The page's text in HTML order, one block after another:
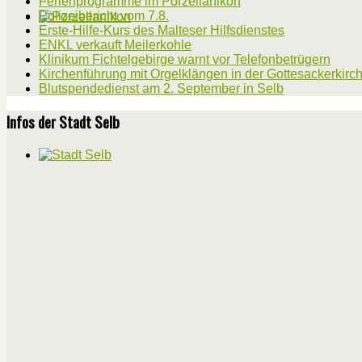
Polizeibericht vom 7.8.
Erste-Hilfe-Kurs des Malteser Hilfsdienstes
ENKL verkauft Meilerkohle
Klinikum Fichtelgebirge warnt vor Telefonbetrügern
Kirchenführung mit Orgelklängen in der
Blutspendedienst am 2. September in Selb
Infos der Stadt Selb